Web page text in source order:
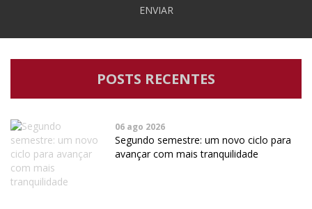
ENVIAR
POSTS RECENTES
06 ago 2026
Segundo semestre: um novo ciclo para
avançar com mais tranquilidade